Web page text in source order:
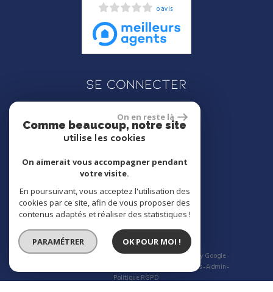
0 avis
Se connecter
Espace propriétaire
réalisé par
© 2026 | Tous droits réservés | Traduction powered by Google
Liens Admin
Politique RGPD
On en reste là
Comme beaucoup, notre site
utilise les cookies
On aimerait vous accompagner pendant
votre visite.
En poursuivant, vous acceptez l'utilisation des
cookies par ce site, afin de vous proposer des
contenus adaptés et réaliser des statistiques !
PARAMÉTRER OK POUR MOI !